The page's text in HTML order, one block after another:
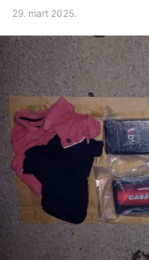
29. mart 2025.